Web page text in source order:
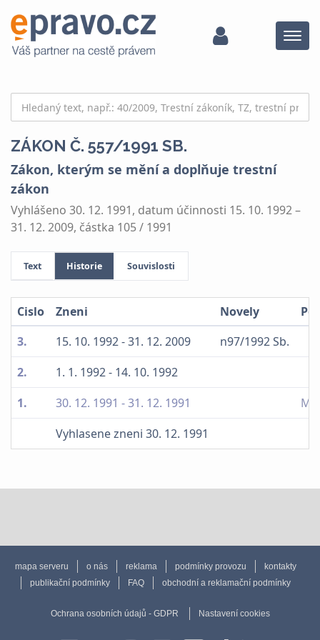
Menu
ZÁKON Č. 557/1991 SB.
Zákon, kterým se mění a doplňuje trestní
zákon
Vyhlášeno 30. 12. 1991, datum účinnosti 15. 10. 1992 –
31. 12. 2009, částka 105 / 1991
Text Historie Souvislosti
Cislo Zneni Novely
3.
15. 10. 1992 - 31. 12. 2009
n97/1992 Sb.
2.
1. 1. 1992 - 14. 10. 1992
1.
30. 12. 1991 - 31. 12. 1991
Vyhlasene zneni 30. 12. 1991
mapa serveru o nás reklama podmínky provozu
kontakty
publikační podmínky
FAQ obchodní a reklamační podmínky
Ochrana osobních údajů - GDPR Nastavení cookies